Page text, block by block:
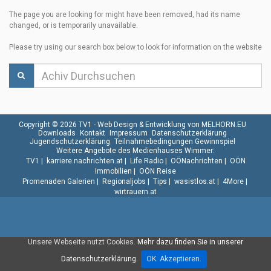
The page you are looking for might have been removed, had its name
changed, or is temporarily unavailable.
Please try using our search box below to look for information on the website
Unsere Webseite nutzt Cookies. Mehr dazu finden Sie in unserer
Datenschutzerklärung.
OK. Akzeptieren.
Copyright © 2026 TV1 - Web Design & Entwicklung von MELHORN.EU
Downloads
Kontakt Impressum
Datenschutzerklärung
Jugendschutzerklärung Teilnahmebedingungen Gewinnspiel
Weitere Angebote des Medienhauses Wimmer:
TV1
karriere.nachrichten.at| Life Radio| OÖNachrichten
OÖN
Immobilien
OÖN Reise
Promenaden Galerien
Regionaljobs Tips wasistlos.at| 4More|
wirtrauern.at